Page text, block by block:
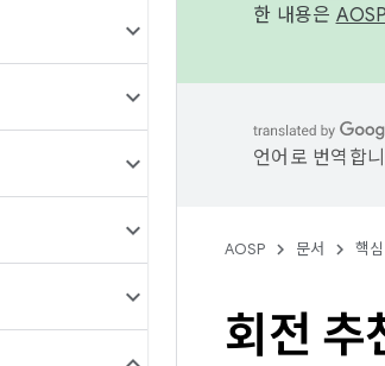
한 내용은
언어로 번역합
AOSP 문서 핵
회전 추